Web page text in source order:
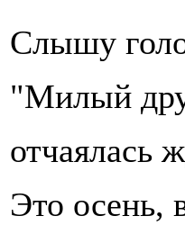
Слышу
"Милый
отчаялась
Это осень,